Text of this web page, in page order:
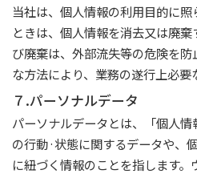
当社は、個人情報の利用目的に
ときは、個人情報を消去又は廃
び廃棄は、外部流失等の危険を
な方法により、業務の遂行上必要
７.パーソナルデータ
パーソナルデータとは、「個人
の行動·状態に関するデータや、
に紐づく情報のことを指します